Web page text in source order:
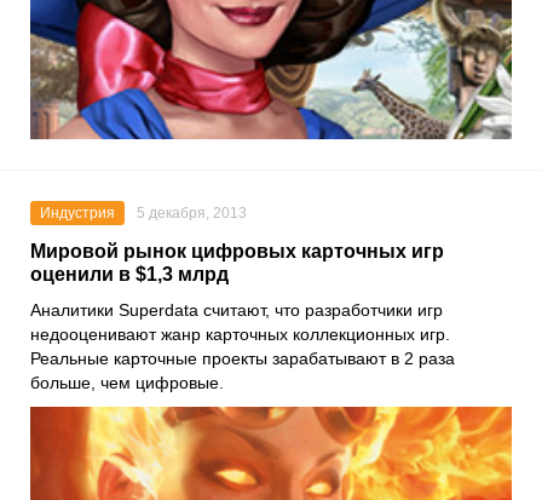
Индустрия 5 декабря, 2013
Мировой рынок цифровых карточных игр
оценили в $1,3 млрд
Аналитики Superdata считают, что разработчики игр
недооценивают жанр карточных коллекционных игр.
Реальные карточные проекты зарабатывают в 2 раза
больше, чем цифровые.